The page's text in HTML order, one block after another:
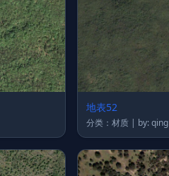
地表52
分类：材质 | by: qing